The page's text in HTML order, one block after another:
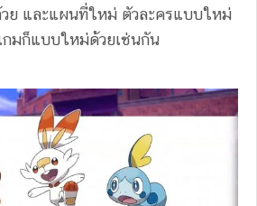
ย และแผนที่ใหม่ ตัวละครแบบใหม่
กมก็แบบใหม่ด้วยเช่นกัน